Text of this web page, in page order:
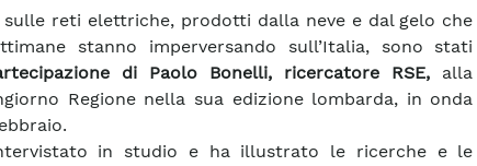
reti elettriche, prodotti dalla neve e dal gelo che
stanno imperversando sull’Italia, sono stati
di Paolo Bonelli, ricercatore RSE, alla
Regione nella sua edizione lombarda, in onda
in studio e ha illustrato le ricerche e le